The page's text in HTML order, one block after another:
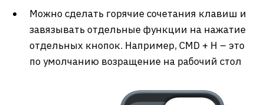
Можно сделать горячие сочетания клавиш и
завязывать отдельные функции на нажатие
отдельных кнопок. Например, CMD + H – это
по умолчанию возращение на рабочий стол